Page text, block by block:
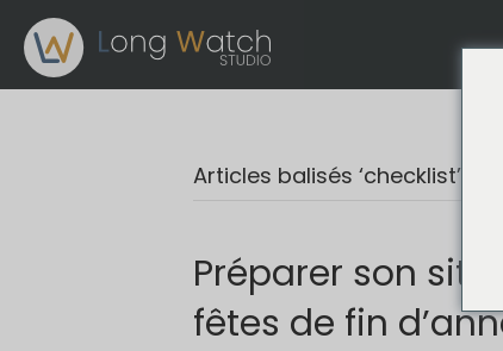
Articles balisés ‘checklist’
Préparer son site
fêtes de fin